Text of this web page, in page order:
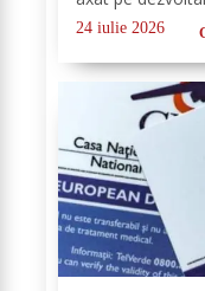
outdoor și
cu sens, nu doar
24 iulie 2026